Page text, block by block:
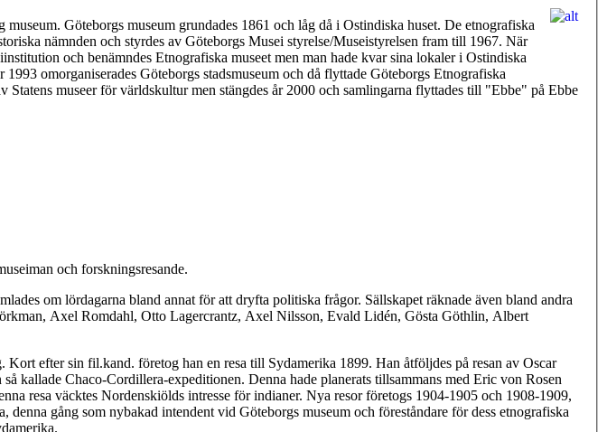
Göteborgs museum grundades 1861 och låg då i Ostindiska huset. De etnografiska
nämnden och styrdes av Göteborgs Musei styrelse/Museistyrelsen fram till 1967. När
och benämndes Etnografiska museet men man hade kvar sina lokaler i Ostindiska
omorganiserades Göteborgs stadsmuseum och då flyttade Göteborgs Etnografiska
museer för världskultur men stängdes år 2000 och samlingarna flyttades till "Ebbe" på Ebbe
och forskningsresande.
om lördagarna bland annat för att dryfta politiska frågor. Sällskapet räknade även bland andra
Axel Romdahl, Otto Lagercrantz, Axel Nilsson, Evald Lidén, Gösta Göthlin, Albert
efter sin fil.kand. företog han en resa till Sydamerika 1899. Han åtföljdes på resan av Oscar
kallade Chaco-Cordillera-expeditionen. Denna hade planerats tillsammans med Eric von Rosen
resa väcktes Nordenskiölds intresse för indianer. Nya resor företogs 1904-1905 och 1908-1909,
gång som nybakad intendent vid Göteborgs museum och föreståndare för dess etnografiska